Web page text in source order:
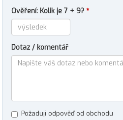
Ověření: Kolik je 7 + 9? *
Dotaz / komentář
Požaduji odpověď od obchodu